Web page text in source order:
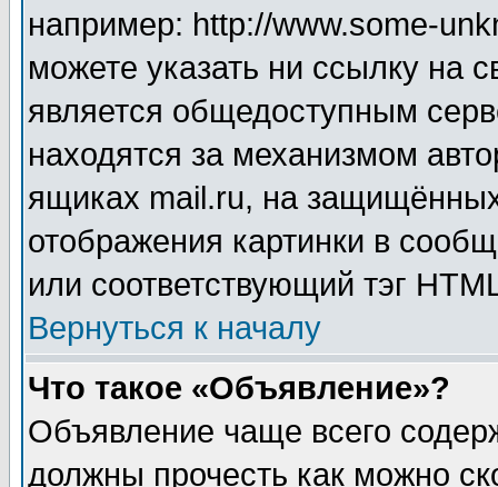
например: http://www.some-
можете указать ни ссылку на
является общедоступным
находятся за механизмом
ящиках mail.ru, на
отображения картинки в
или соответствующий тэг
Вернуться к началу
Что такое «Объявление»?
Объявление чаще всего
должны прочесть как можно